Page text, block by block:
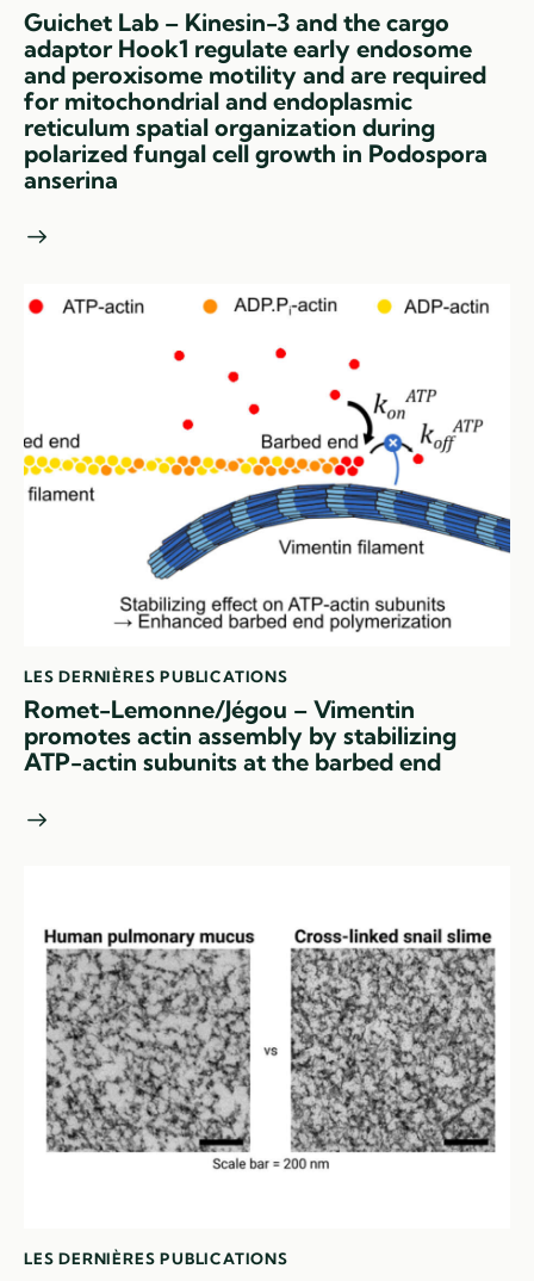
Guichet Lab – Kinesin-3 and the cargo
adaptor Hook1 regulate early endosome
and peroxisome motility and are required
for mitochondrial and endoplasmic
reticulum spatial organization during
polarized fungal cell growth in Podospora
anserina
LES DERNIÈRES PUBLICATIONS
Romet-Lemonne/Jégou – Vimentin
promotes actin assembly by stabilizing
ATP-actin subunits at the barbed end
LES DERNIÈRES PUBLICATIONS